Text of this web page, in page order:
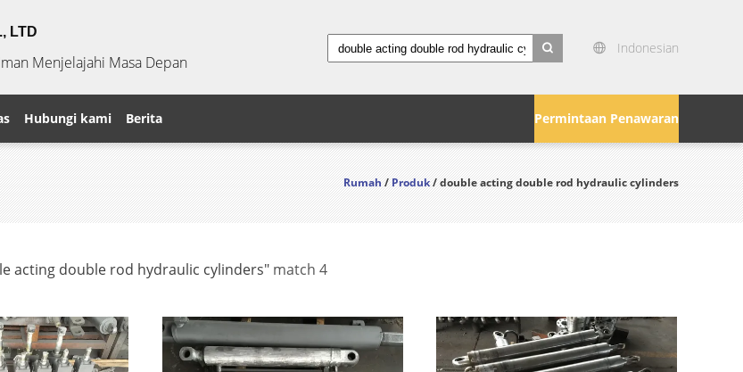
LTD
Menjelajahi Masa Depan
Indonesian
Permintaan Penawaran
Hubungi kami Berita
Rumah/Produk/ double acting double rod hydraulic cylinders
acting double rod hydraulic cylinders" match 4